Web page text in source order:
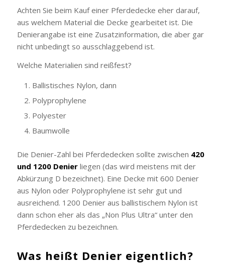
Achten Sie beim Kauf einer Pferdedecke eher darauf,
aus welchem Material die Decke gearbeitet ist. Die
Denierangabe ist eine Zusatzinformation, die aber gar
nicht unbedingt so ausschlaggebend ist.
Welche Materialien sind reißfest?
Ballistisches Nylon, dann
Polyprophylene
Polyester
Baumwolle
Die Denier-Zahl bei Pferdedecken sollte zwischen 420
und 1200 Denierliegen (das wird meistens mit der
Abkürzung D bezeichnet). Eine Decke mit 600 Denier
aus Nylon oder Polyprophylene ist sehr gut und
ausreichend. 1200 Denier aus ballistischem Nylon ist
dann schon eher als das „Non Plus Ultra“ unter den
Pferdedecken zu bezeichnen.
Was heißt Denier eigentlich?